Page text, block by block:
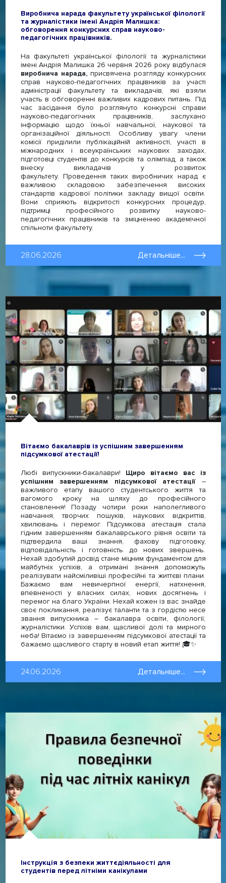
Виробнича нарада факультету української філології
та журналістики імені Андрія Малишка:
обговорення конкурсних справ науково-
педагогічних працівників.
На факультеті української філології та журналістики
імені Андрія Малишка 26 червня 2026 року відбулася
виробнича нарада,присвячена розгляду конкурсних
справ науково-педагогічних працівників за участі
адміністрації факультету та викладачів, які взяли
участь в обговоренні важливих кадрових питань. Під
час засідання було розглянуто конкурсні справи
науково-педагогічних працівників, заслухано
інформацію щодо їхньої навчальної, наукової та
організаційної діяльності. Особливу увагу члени
комісії приділили публікаційній активності, участі в
міжнародних і всеукраїнських наукових заходах,
підготовці студентів до конкурсів та олімпіад, а також
внеску викладачів у розвиток
факультету. Проведення таких виробничих нарад є
важливою складовою забезпечення високих
стандартів кадрової політики закладу вищої освіти.
Вони сприяють відкритості конкурсних процедур,
підтримці професійного розвитку науково-
педагогічних працівників та зміцненню академічної
спільноти факультету.
28.06.2026 Детальніше...
Вітаємо бакалаврів із успішним завершенням
підсумкової атестації!
Любі випускники-бакалаври! Щиро вітаємо вас із
успішним завершенням підсумкової атестації–
важливого етапу вашого студентського життя та
вагомого кроку на шляху до професійного
становлення! Позаду чотири роки наполегливого
навчання, творчих пошуків, наукових відкриттів,
хвилювань і перемог. Підсумкова атестація стала
гідним завершенням бакалаврського рівня освіти та
підтвердила ваші знання, фахову підготовку,
відповідальність і готовність до нових звершень.
Нехай здобутий досвід стане міцним фундаментом для
майбутніх успіхів, а отримані знання допоможуть
реалізувати найсміливіші професійні та життєві плани.
Бажаємо вам невичерпної енергії, натхнення,
впевненості у власних силах, нових досягнень і
перемог на благо України. Нехай кожен із вас знайде
своє покликання, реалізує таланти та з гордістю несе
звання випускника – бакалавра освіти, філології,
журналістики. Успіхів вам, щасливої долі та мирного
неба! Вітаємо із завершенням підсумкової атестації та
бажаємо щасливого старту в новий етап життя! 🎓✨
24.06.2026 Детальніше...
Інструкція з безпеки життєдіяльності для
студентів перед літніми канікулами